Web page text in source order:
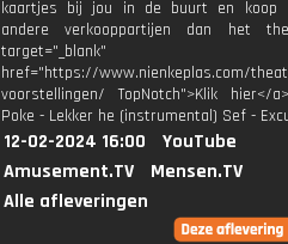
kaartjes bij jou in de buurt en koop
andere verkooppartijen dan het
target="_blank"
href="https://www.nienkeplas.com/
voorstellingen/ TopNotch">Klik hier</
Poke - Lekker he (instrumental) Sef -
12-02-2024 16:00
YouTube
Amusement.TV
Mensen.TV
Alle afleveringen